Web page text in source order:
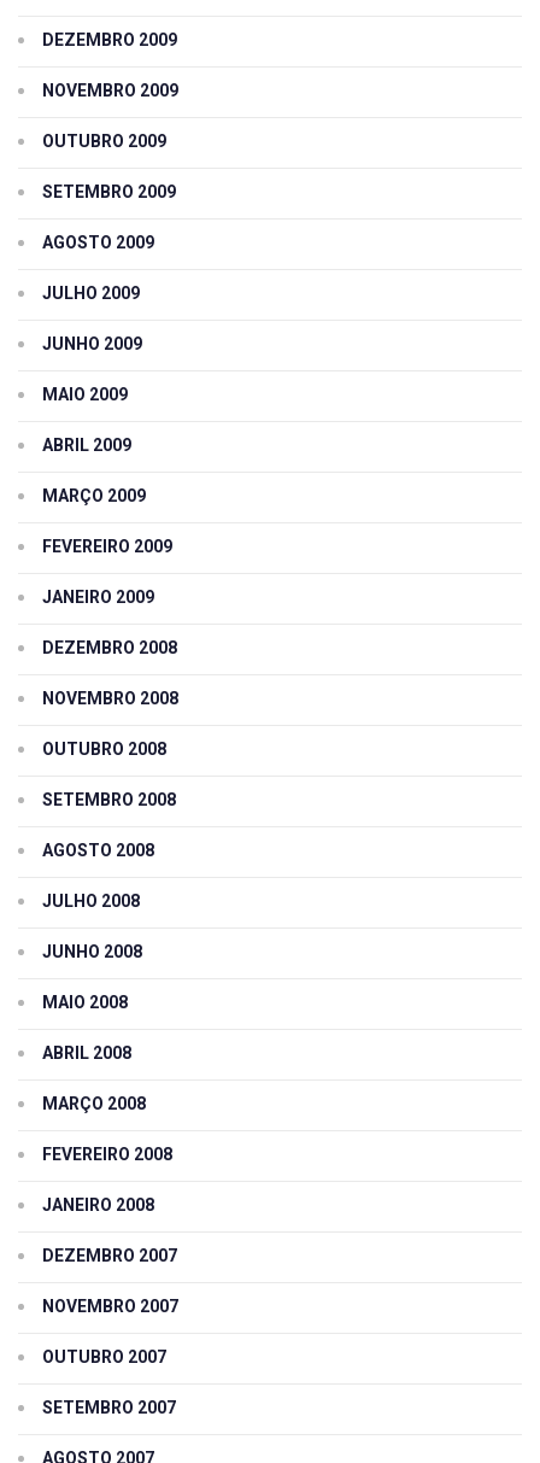
DEZEMBRO 2009
NOVEMBRO 2009
OUTUBRO 2009
SETEMBRO 2009
AGOSTO 2009
JULHO 2009
JUNHO 2009
MAIO 2009
ABRIL 2009
MARÇO 2009
FEVEREIRO 2009
JANEIRO 2009
DEZEMBRO 2008
NOVEMBRO 2008
OUTUBRO 2008
SETEMBRO 2008
AGOSTO 2008
JULHO 2008
JUNHO 2008
MAIO 2008
ABRIL 2008
MARÇO 2008
FEVEREIRO 2008
JANEIRO 2008
DEZEMBRO 2007
NOVEMBRO 2007
OUTUBRO 2007
SETEMBRO 2007
AGOSTO 2007